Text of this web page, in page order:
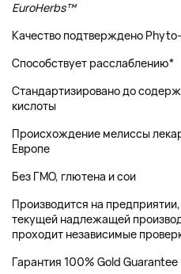
EuroHerbs™
Качество подтверждено
Способствует расслаблению*
Стандартизировано до
кислоты
Происхождение мелиссы
Европе
Без ГМО, глютена и сои
Производится на
текущей надлежащей
проходит независимые
Гарантия 100% Gold Guarantee